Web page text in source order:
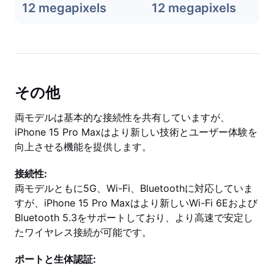
12 megapixels 12 megapixels
その他
両モデルは基本的な接続性を共有していますが、
iPhone 15 Pro Maxはより新しい技術とユーザー体験を
向上させる機能を提供します。
接続性:
両モデルともに5G、Wi-Fi、Bluetoothに対応していま
すが、iPhone 15 Pro Maxはより新しいWi-Fi 6Eおよび
Bluetooth 5.3をサポートしており、より高速で安定し
たワイヤレス接続が可能です。
ポートと生体認証: